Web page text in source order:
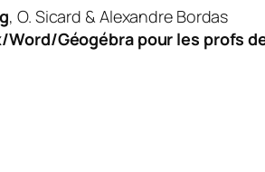
, O. Sicard & Alexandre Bordas
Géogébra pour les profs